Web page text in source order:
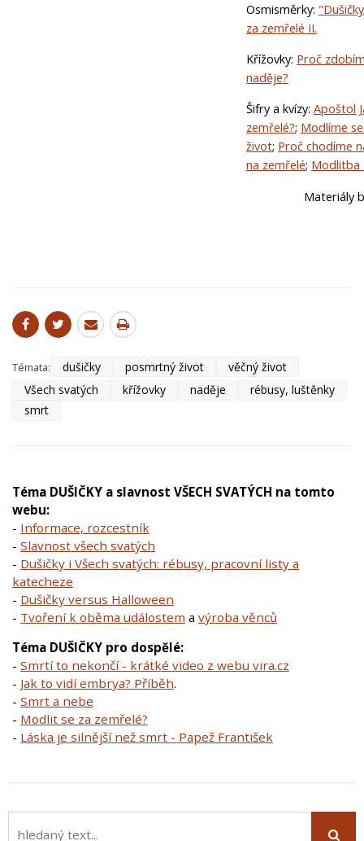
Osmisměrky:
za zemřelé II.
Křížovky: Proč
naděje?
Šifry a kvízy: Apoštol
zemřelé?; Modlíme
život; Proč chodíme
na zemřelé; Modlitba
Materiály
Témata: dušičky posmrtný život
věčný život
Všech svatých
křížovky naděje
rébusy, luštěnky
smrt
Téma DUŠIČKY a slavnost VŠECH SVATÝCH na tomto
webu:
- Informace, rozcestník
- Slavnost všech svatých
- Dušičky i Všech svatých: rébusy, pracovní listy a
katecheze
- Dušičky versus Halloween
- Tvoření k oběma událostem a výroba věnců
Téma DUŠIČKY pro dospělé:
- Smrtí to nekončí - krátké video z webu vira.cz
- Jak to vidí embrya? Příběh.
- Smrt a nebe
- Modlit se za zemřelé?
- Láska je silnější než smrt - Papež František